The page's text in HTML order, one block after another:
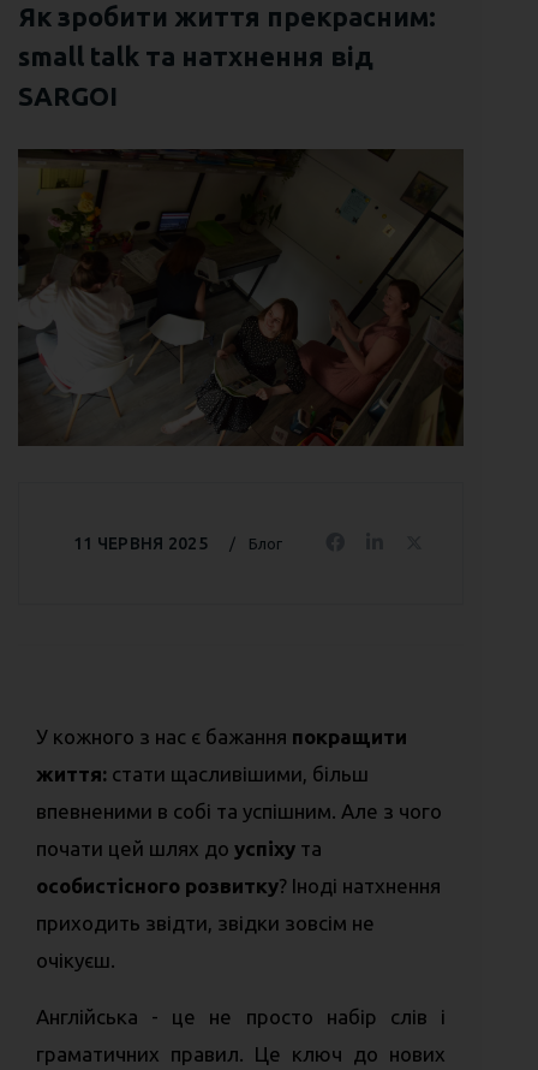
Як зробити життя прекрасним:
small talk та натхнення від
SARGOI
Блог
11 ЧЕРВНЯ 2025
У кожного з нас є бажання покращити
життя: стати щасливішими, більш
впевненими в собі та успішним. Але з чого
почати цей шлях до успіху та
особистісного розвитку? Іноді натхнення
приходить звідти, звідки зовсім не
очікуєш.
Англійська - це не просто набір слів і
граматичних правил. Це ключ до нових